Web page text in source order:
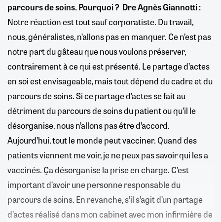
parcours de soins. Pourquoi ? Dre Agnès Giannotti :
Notre réaction est tout sauf corporatiste. Du travail,
nous, généralistes, n’allons pas en manquer. Ce n’est pas
notre part du gâteau que nous voulons préserver,
contrairement à ce qui est présenté. Le partage d’actes
en soi est envisageable, mais tout dépend du cadre et du
parcours de soins. Si ce partage d’actes se fait au
détriment du parcours de soins du patient ou qu’il le
désorganise, nous n’allons pas être d’accord.
Aujourd’hui, tout le monde peut vacciner. Quand des
patients viennent me voir, je ne peux pas savoir qui les a
vaccinés. Ça désorganise la prise en charge. C’est
important d’avoir une personne responsable du
parcours de soins. En revanche, s’il s’agit d’un partage
d’actes réalisé dans mon cabinet avec mon infirmière de